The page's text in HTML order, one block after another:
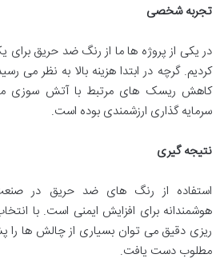
تجربه شخصی
در یکی از پروژه ها ما از رنگ ضد حریق برای
کردیم. گرچه در ابتدا هزینه بالا به نظر می
کاهش ریسک های مرتبط با آتش سوزی
سرمایه گذاری ارزشمندی بوده است.
نتیجه گیری
استفاده از رنگ های ضد حریق در
هوشمندانه برای افزایش ایمنی است. با
ریزی دقیق می توان بسیاری از چالش ها
مطلوب دست یافت.